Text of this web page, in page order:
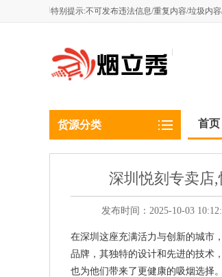
特别提示:不可发布违法信息/重复内容/垃圾内
货源分类 首页
深圳悦刻专卖店
发布时间：2025-10-03
在深圳这座充满活力与创新的城市
品牌，其独特的设计和先进的技术
也为他们带来了更健康的吸烟选择